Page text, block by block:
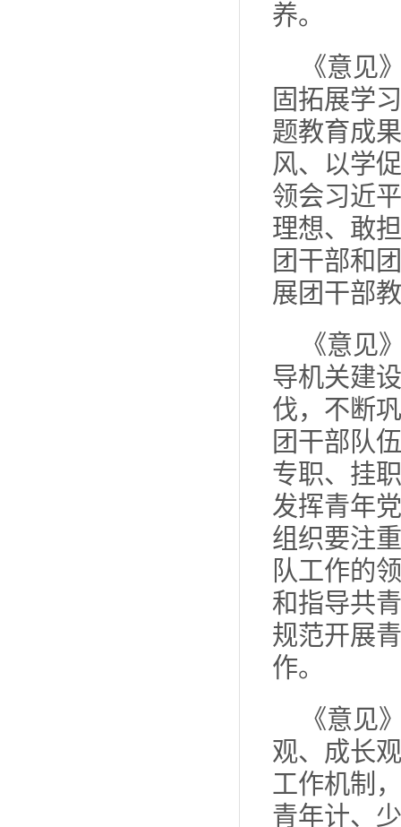
养。
《意见
固拓展学
题教育成
风、以学
领会习近
理想、敢
团干部和
展团干部
《意见
导机关建
伐，不断
团干部队
专职、挂
发挥青年
组织要注
队工作的
和指导共
规范开展
作。
《意见
观、成长
工作机制
青年计、